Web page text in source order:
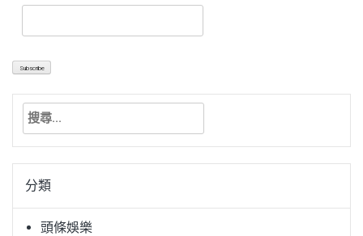
搜
關
字:分類
頭條娛樂